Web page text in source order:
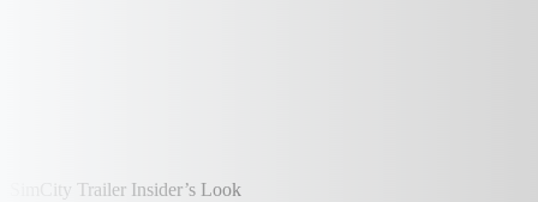
SimCity Trailer Insider’s Look